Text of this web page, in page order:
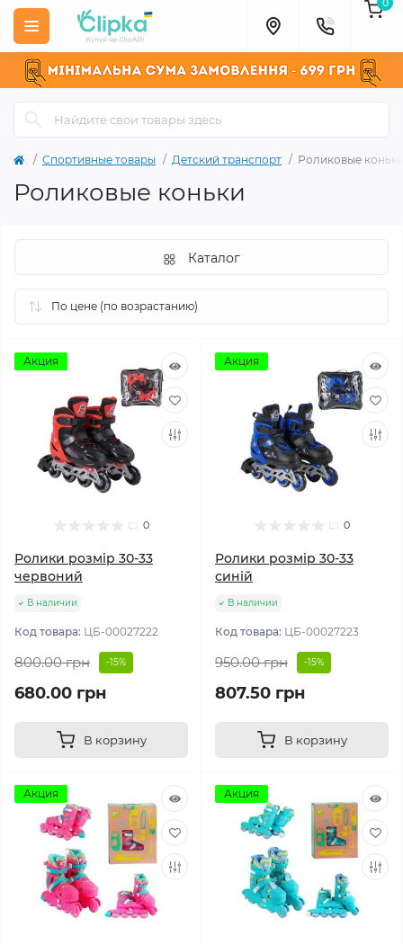
Спортивные товары Детский транспорт Роликовые
Роликовые коньки
Каталог
Акция
0
Ролики розмір 30-33
червоний
В наличии
Код товара: ЦБ-00027222
800.00 грн -15%
680.00 грн
В корзину
Акция
0
Ролики розмір 30-33
синій
В наличии
Код товара: ЦБ-00027223
950.00 грн -15%
807.50 грн
В корзину
Акция Акция